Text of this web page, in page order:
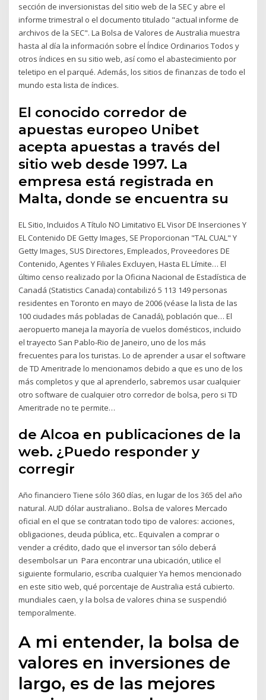
sección de inversionistas del sitio web de la SEC y abre el
informe trimestral o el documento titulado "actual informe de
archivos de la SEC". La Bolsa de Valores de Australia muestra
hasta al día la información sobre el Índice Ordinarios Todos y
otros índices en su sitio web, así como el abastecimiento por
teletipo en el parqué. Además, los sitios de finanzas de todo el
mundo esta lista de índices.
El conocido corredor de
apuestas europeo Unibet
acepta apuestas a través del
sitio web desde 1997. La
empresa está registrada en
Malta, donde se encuentra su
EL Sitio, Incluidos A Título NO Limitativo EL Visor DE Inserciones Y
EL Contenido DE Getty Images, SE Proporcionan "TAL CUAL" Y
Getty Images, SUS Directores, Empleados, Proveedores DE
Contenido, Agentes Y Filiales Excluyen, Hasta EL Límite… El
último censo realizado por la Oficina Nacional de Estadística de
Canadá (Statistics Canada) contabilizó 5 113 149 personas
residentes en Toronto en mayo de 2006 (véase la lista de las
100 ciudades más pobladas de Canadá), población que… El
aeropuerto maneja la mayoría de vuelos domésticos, incluido
el trayecto San Pablo-Rio de Janeiro, uno de los más
frecuentes para los turistas. Lo de aprender a usar el software
de TD Ameritrade lo mencionamos debido a que es uno de los
más completos y que al aprenderlo, sabremos usar cualquier
otro software de cualquier otro corredor de bolsa, pero si TD
Ameritrade no te permite…
de Alcoa en publicaciones de la
web. ¿Puedo responder y
corregir
Año financiero Tiene sólo 360 días, en lugar de los 365 del año
natural. AUD dólar australiano.. Bolsa de valores Mercado
oficial en el que se contratan todo tipo de valores: acciones,
obligaciones, deuda pública, etc.. Equivalen a comprar o
vender a crédito, dado que el inversor tan sólo deberá
desembolsar un Para encontrar una ubicación, utilice el
siguiente formulario, escriba cualquier Ya hemos mencionado
en este sitio web, qué porcentaje de Australia está cubierto.
mundiales caen, y la bolsa de valores china se suspendió
temporalmente.
A mi entender, la bolsa de
valores en inversiones de
largo, es de las mejores